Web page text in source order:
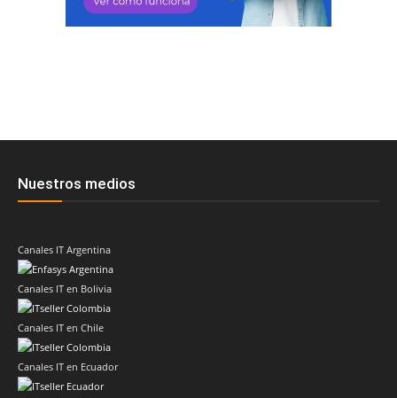
Nuestros medios
Canales IT Argentina
Canales IT en Bolivia
Canales IT en Chile
Canales IT en Ecuador